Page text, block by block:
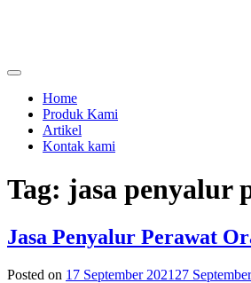
Home
Produk Kami
Artikel
Kontak kami
Tag: jasa penyalur
Jasa Penyalur Perawat
Posted on 17 September 2021 27